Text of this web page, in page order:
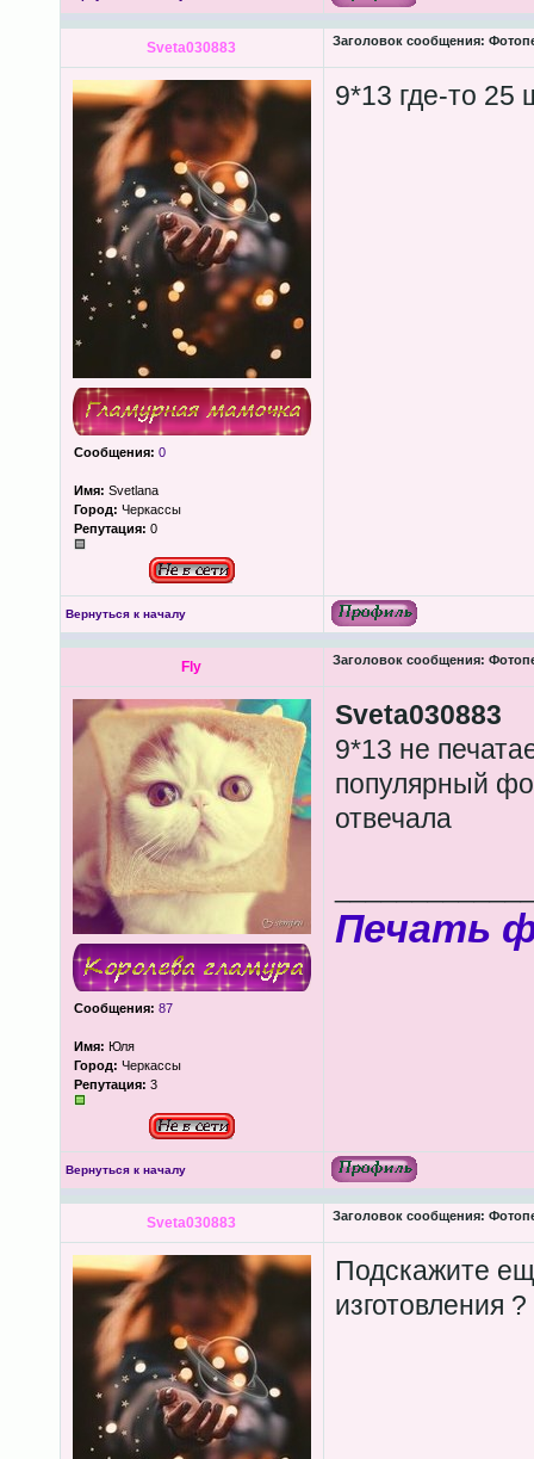
Sveta030883 Заголовок сообщения:
Сообщения: 0
Имя: Svetlana
Город: Черкассы
Репутация: 0
9*13 где-то 25
Вернуться к началу
Fly Заголовок сообщения:
Сообщения: 87
Имя: Юля
Город: Черкассы
Репутация: 3
Sveta030883
9*13 не
популярный
отвечала
Печать
Вернуться к началу
Sveta030883 Заголовок сообщения:
Подскажите
изготовления ?